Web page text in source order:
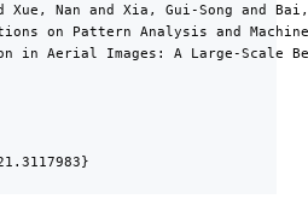
Xue, Nan and Xia, Gui-Song and
on Pattern Analysis and
in Aerial Images: A Large-Scale